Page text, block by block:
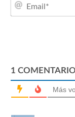
1 COMENTARIO
Más